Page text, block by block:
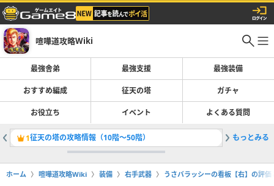
喧嘩道攻略Wiki
最強舎弟 最強支援 最強装備
おすすめ編成 征天の塔 ガチャ
お役立ち イベント よくある質問
1征天の塔の攻略情報（10階〜50階） 2獅子の
もっとみる
ホーム 喧嘩道攻略Wiki 装備 右手武器 うさバラッシーの看板【右】の評価